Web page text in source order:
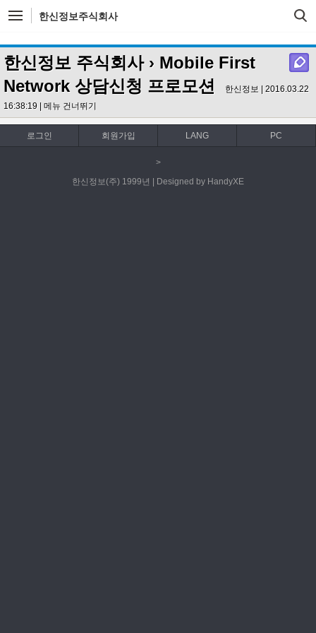
한신정보주식회사
한신정보 주식회사› Mobile First
Network 상담신청 프로모션
한신정보 | 2016.03.22
16:38:19 | 메뉴 건너뛰기
로그인 회원가입 LANG PC
>
한신정보(주) 1999년 | Designed by HandyXE